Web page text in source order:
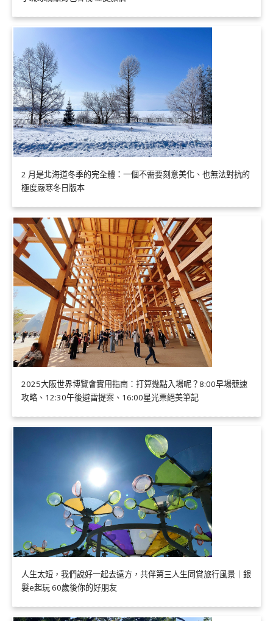
2 月是北海道冬季的完全體：一個不需要刻意美化、也無法對抗的
極度嚴寒冬日版本
2025大阪世界博覽會實用指南：打算幾點入場呢？8:00早場競速
攻略、12:30午後避雷提案、16:00星光票絕美筆記
人生太短，我們說好一起去遠方，共伴第三人生同賞旅行風景｜銀
髮e起玩 60歲後你的好朋友